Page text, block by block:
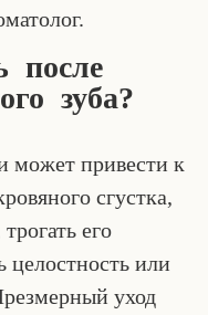
после
зуба?
может привести к
сгустка,
его
или
уход